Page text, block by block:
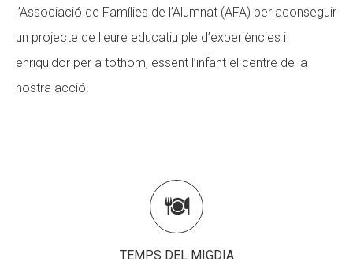
l’Associació de Famílies de l’Alumnat (AFA) per aconseguir
un projecte de lleure educatiu ple d’experiències i
enriquidor per a tothom, essent l’infant el centre de la
nostra acció.

TEMPS DEL MIGDIA
CONEIX FUNDESPLAI
La Fundació